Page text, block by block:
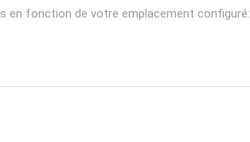
en fonction de votre emplacement configuré: